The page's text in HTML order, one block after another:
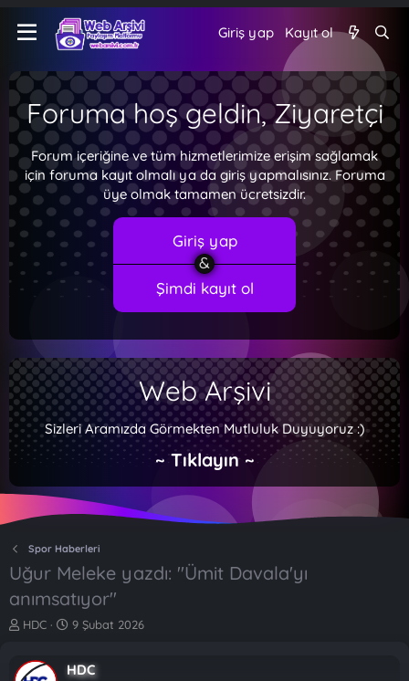
Giriş yap Kayıt ol
Foruma hoş geldin, Ziyaretçi
Forum içeriğine ve tüm hizmetlerimize erişim sağlamak
için foruma kayıt olmalı ya da giriş yapmalısınız. Foruma
üye olmak tamamen ücretsizdir.
Giriş yap
Şimdi kayıt ol
Web Arşivi
Sizleri Aramızda Görmekten Mutluluk Duyuyoruz :)
~ Tıklayın ~
Spor Haberleri
Uğur Meleke yazdı: "Ümit Davala'yı
anımsatıyor"
K
b
HDC
B
l
9 Şubat 2026
HDC